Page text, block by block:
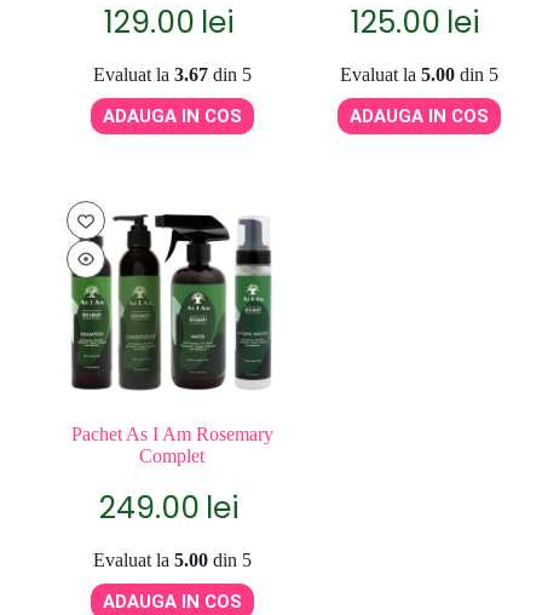
129.00 lei
Evaluat la 3.67din 5
ADAUGA IN COS
125.00 lei
Evaluat la 5.00din 5
ADAUGA IN COS
Pachet As I Am Rosemary
Complet
249.00 lei
Evaluat la 5.00din 5
ADAUGA IN COS